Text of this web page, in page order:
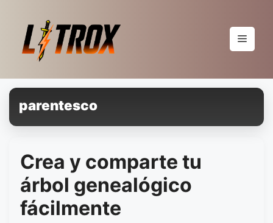
conteúdo
Menu
parentesco
Crea y comparte tu
árbol genealógico
fácilmente